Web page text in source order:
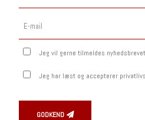
Jeg vil gerne tilmeldes
Jeg har læst og accepterer
GODKEND